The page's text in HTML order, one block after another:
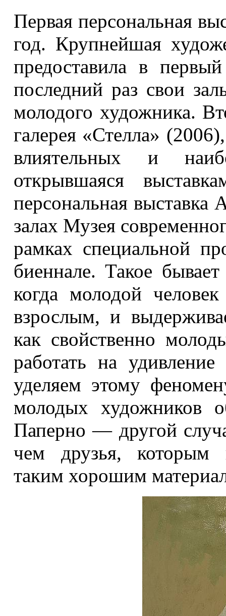
Первая персональная
год. Крупнейшая
предоставила в
последний раз свои
молодого художника.
галерея «Стелла»
влиятельных и
открывшаяся
персональная
залах Музея
рамках специальной
биеннале. Такое
когда молодой человек
взрослым, и
как свойственно
работать на
уделяем этому
молодых художников
Паперно — другой
чем друзья, которым
таким хорошим